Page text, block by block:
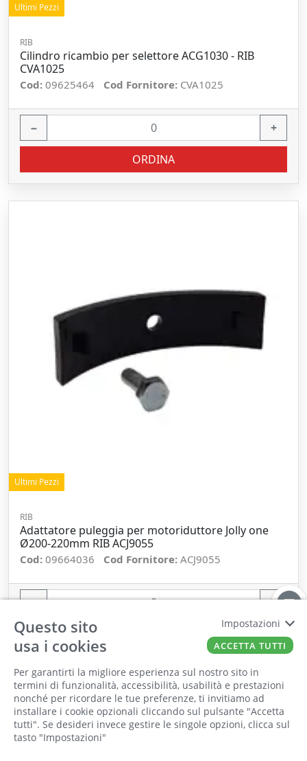
Il punto vendita, gli uffici e il magazzino
saranno chiusi per ferie dall'8 al 25 Agosto
2026 compresi.
Ultimi Pezzi
RIB
Cilindro ricambio per selettore ACG1030 - RIB
CVA1025
Cod: 09625464 Cod Fornitore: CVA1025
− +
ORDINA
Ultimi Pezzi
RIB
Adattatore puleggia per motoriduttore Jolly one
Ø200-220mm RIB ACJ9055
Cod: 09664036 Cod Fornitore: ACJ9055
− +
Questo sito
usa i cookies
Per garantirti la migliore esperienza sul nostro sito in
termini di funzionalità, accessibilità, usabilità e prestazioni
nonché per ricordare le tue preferenze, ti invitiamo ad
installare i cookie opzionali cliccando sul pulsante "Accetta
tutti". Se desideri invece gestire le singole opzioni, clicca sul
tasto "Impostazioni"
Impostazioni
ACCETTA TUTTI